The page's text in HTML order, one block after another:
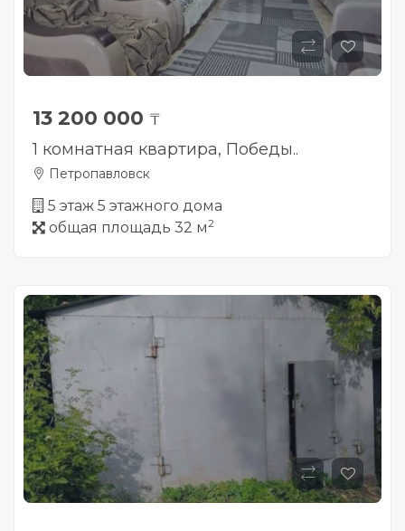
13 200 000 ₸
1 комнатная квартира, Победы..
Петропавловск
5 этаж 5 этажного дома
общая площадь 32 м2